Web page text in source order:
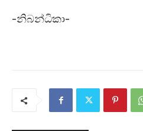
-නිබන්ධිකා-